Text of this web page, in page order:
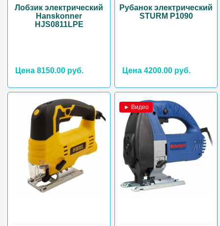
Лобзик электрический
Hanskonner
HJS0811LPE
Цена 8150.00 руб.
Рубанок электрический
STURM Р1090
Цена 4200.00 руб.
► Видео